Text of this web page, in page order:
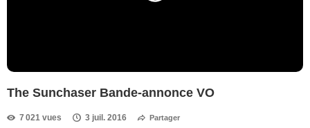
The Sunchaser Bande-annonce VO
7 021 vues 3 juil. 2016 Partager